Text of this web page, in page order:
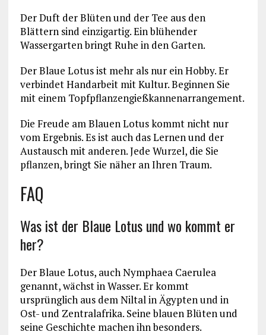
Der Duft der Blüten und der Tee aus den
Blättern sind einzigartig. Ein blühender
Wassergarten bringt Ruhe in den Garten.
Der Blaue Lotus ist mehr als nur ein Hobby. Er
verbindet Handarbeit mit Kultur. Beginnen Sie
mit einem Topfpflanzengießkannenarrangement.
Die Freude am Blauen Lotus kommt nicht nur
vom Ergebnis. Es ist auch das Lernen und der
Austausch mit anderen. Jede Wurzel, die Sie
pflanzen, bringt Sie näher an Ihren Traum.
FAQ
Was ist der Blaue Lotus und wo kommt er
her?
Der Blaue Lotus, auch Nymphaea Caerulea
genannt, wächst in Wasser. Er kommt
ursprünglich aus dem Niltal in Ägypten und in
Ost- und Zentralafrika. Seine blauen Blüten und
seine Geschichte machen ihn besonders.